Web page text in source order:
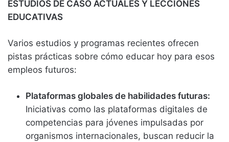
ESTUDIOS DE CASO ACTUALES Y LECCIONES
EDUCATIVAS
Varios estudios y programas recientes ofrecen
pistas prácticas sobre cómo educar hoy para esos
empleos futuros:
Plataformas globales de habilidades futuras:
Iniciativas como las plataformas digitales de
competencias para jóvenes impulsadas por
organismos internacionales, buscan reducir la